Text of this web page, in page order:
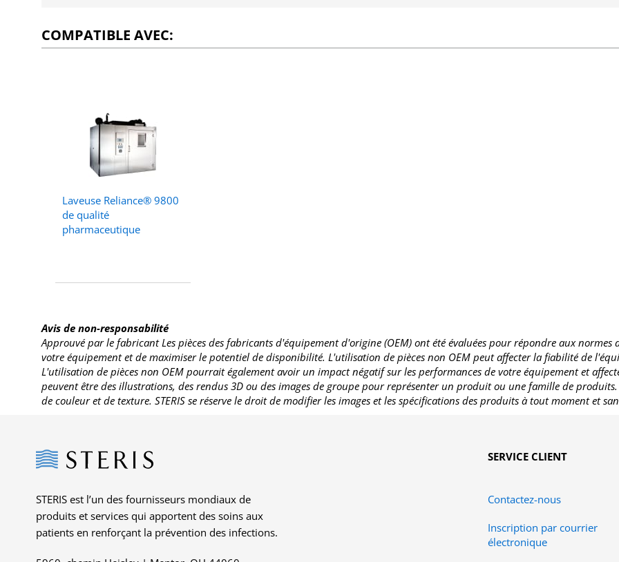
COMPATIBLE AVEC:
Laveuse Reliance® 9800
de qualité
pharmaceutique
Avis de non-responsabilité
Approuvé par le fabricant Les pièces des fabricants d'équipement d'origine (OEM) ont été évaluées pour répondre aux
votre équipement et de maximiser le potentiel de disponibilité. L'utilisation de pièces non OEM peut affecter la fiabilité de
L'utilisation de pièces non OEM pourrait également avoir un impact négatif sur les performances de votre équipement et
peuvent être des illustrations, des rendus 3D ou des images de groupe pour représenter un produit ou une famille de
de couleur et de texture. STERIS se réserve le droit de modifier les images et les spécifications des produits à tout moment et
Steris
STERIS est l’un des fournisseurs mondiaux de
produits et services qui apportent des soins aux
patients en renforçant la prévention des infections.
SERVICE CLIENT
Contactez-nous
Inscription par courrier
électronique